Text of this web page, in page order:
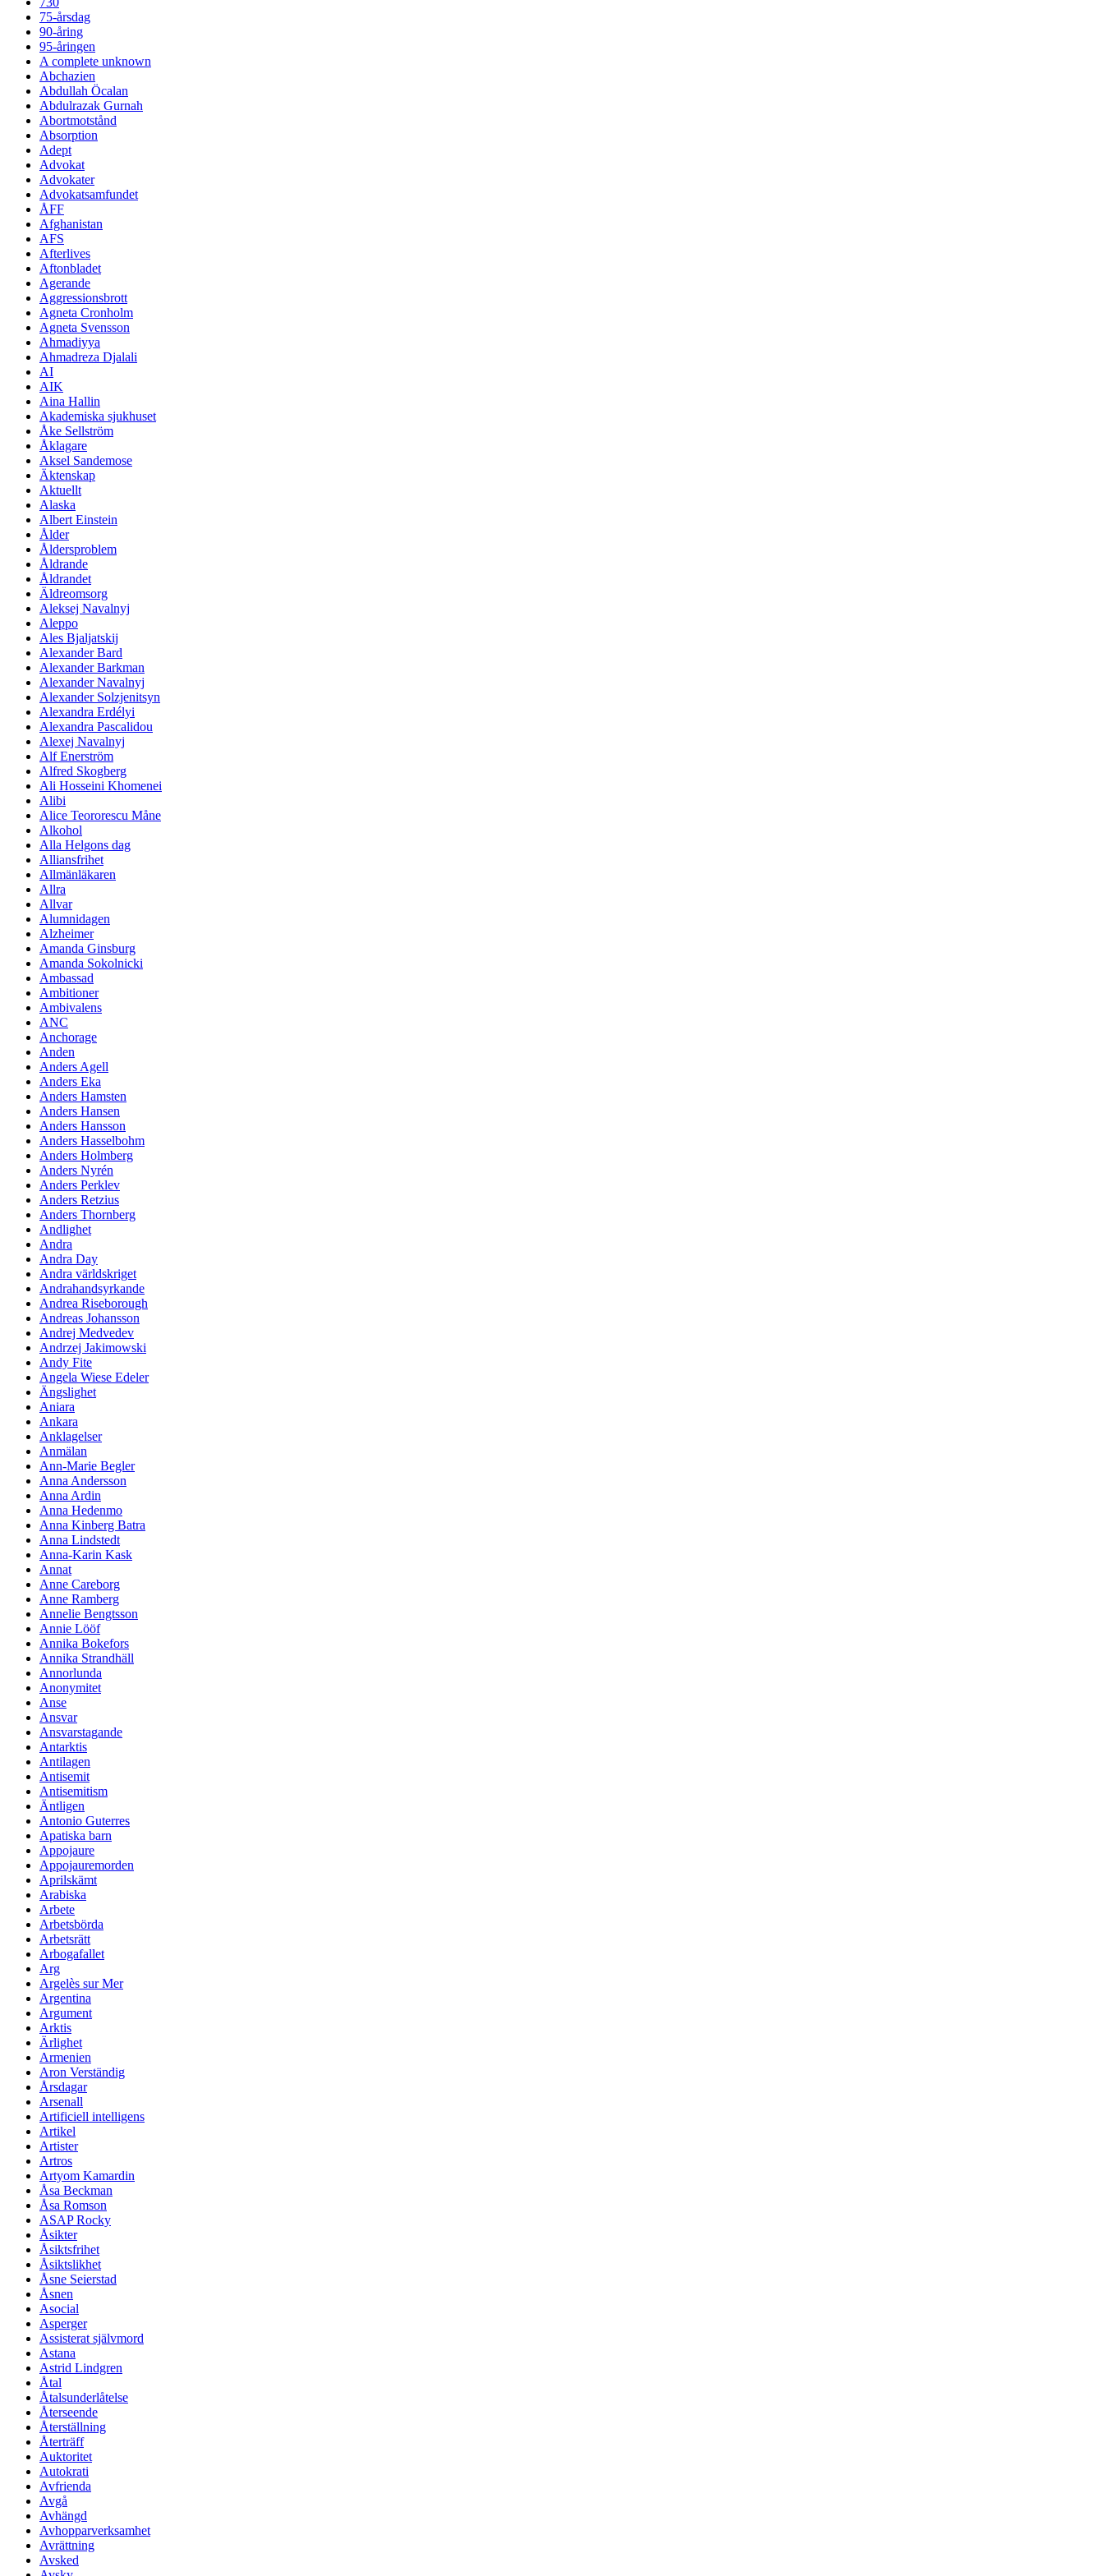
75-årsdag
90-åring
95-åringen
A complete unknown
Abchazien
Abdullah Öcalan
Abdulrazak Gurnah
Abortmotstånd
Absorption
Adept
Advokat
Advokater
Advokatsamfundet
ÅFF
Afghanistan
AFS
Afterlives
Aftonbladet
Agerande
Aggressionsbrott
Agneta Cronholm
Agneta Svensson
Ahmadiyya
Ahmadreza Djalali
AI
AIK
Aina Hallin
Akademiska sjukhuset
Åke Sellström
Åklagare
Aksel Sandemose
Äktenskap
Aktuellt
Alaska
Albert Einstein
Ålder
Åldersproblem
Åldrande
Åldrandet
Äldreomsorg
Aleksej Navalnyj
Aleppo
Ales Bjaljatskij
Alexander Bard
Alexander Barkman
Alexander Navalnyj
Alexander Solzjenitsyn
Alexandra Erdélyi
Alexandra Pascalidou
Alexej Navalnyj
Alf Enerström
Alfred Skogberg
Ali Hosseini Khomenei
Alibi
Alice Teororescu Måne
Alkohol
Alla Helgons dag
Alliansfrihet
Allmänläkaren
Allra
Allvar
Alumnidagen
Alzheimer
Amanda Ginsburg
Amanda Sokolnicki
Ambassad
Ambitioner
Ambivalens
ANC
Anchorage
Anden
Anders Agell
Anders Eka
Anders Hamsten
Anders Hansen
Anders Hansson
Anders Hasselbohm
Anders Holmberg
Anders Nyrén
Anders Perklev
Anders Retzius
Anders Thornberg
Andlighet
Andra
Andra Day
Andra världskriget
Andrahandsyrkande
Andrea Riseborough
Andreas Johansson
Andrej Medvedev
Andrzej Jakimowski
Andy Fite
Angela Wiese Edeler
Ängslighet
Aniara
Ankara
Anklagelser
Anmälan
Ann-Marie Begler
Anna Andersson
Anna Ardin
Anna Hedenmo
Anna Kinberg Batra
Anna Lindstedt
Anna-Karin Kask
Annat
Anne Careborg
Anne Ramberg
Annelie Bengtsson
Annie Lööf
Annika Bokefors
Annika Strandhäll
Annorlunda
Anonymitet
Anse
Ansvar
Ansvarstagande
Antarktis
Antilagen
Antisemit
Antisemitism
Äntligen
Antonio Guterres
Apatiska barn
Appojaure
Appojauremorden
Aprilskämt
Arabiska
Arbete
Arbetsbörda
Arbetsrätt
Arbogafallet
Arg
Argelès sur Mer
Argentina
Argument
Arktis
Ärlighet
Armenien
Aron Verständig
Årsdagar
Arsenall
Artificiell intelligens
Artikel
Artister
Artros
Artyom Kamardin
Åsa Beckman
Åsa Romson
ASAP Rocky
Åsikter
Åsiktsfrihet
Åsiktslikhet
Åsne Seierstad
Åsnen
Asocial
Asperger
Assisterat självmord
Astana
Astrid Lindgren
Åtal
Åtalsunderlåtelse
Återseende
Återställning
Återträff
Auktoritet
Autokrati
Avfrienda
Avgå
Avhängd
Avhopparverksamhet
Avrättning
Avsked